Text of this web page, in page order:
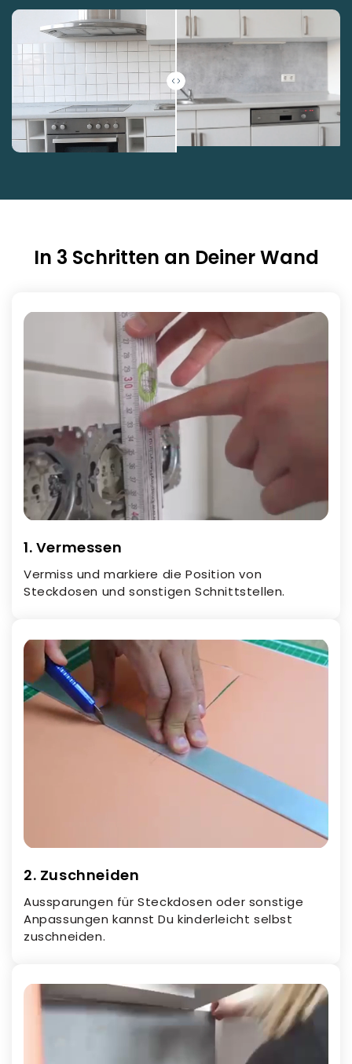
In 3 Schritten an Deiner Wand
1. Vermessen
Vermiss und markiere die Position von
Steckdosen und sonstigen Schnittstellen.
2. Zuschneiden
Aussparungen für Steckdosen oder sonstige
Anpassungen kannst Du kinderleicht selbst
zuschneiden.